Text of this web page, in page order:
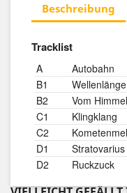
Beschreibung
Tracklist
A
Autobahn
B1
Wellenlänge
B2
Vom
C1
Klingklang
C2
D1
Stratovarius
D2
Ruckzuck